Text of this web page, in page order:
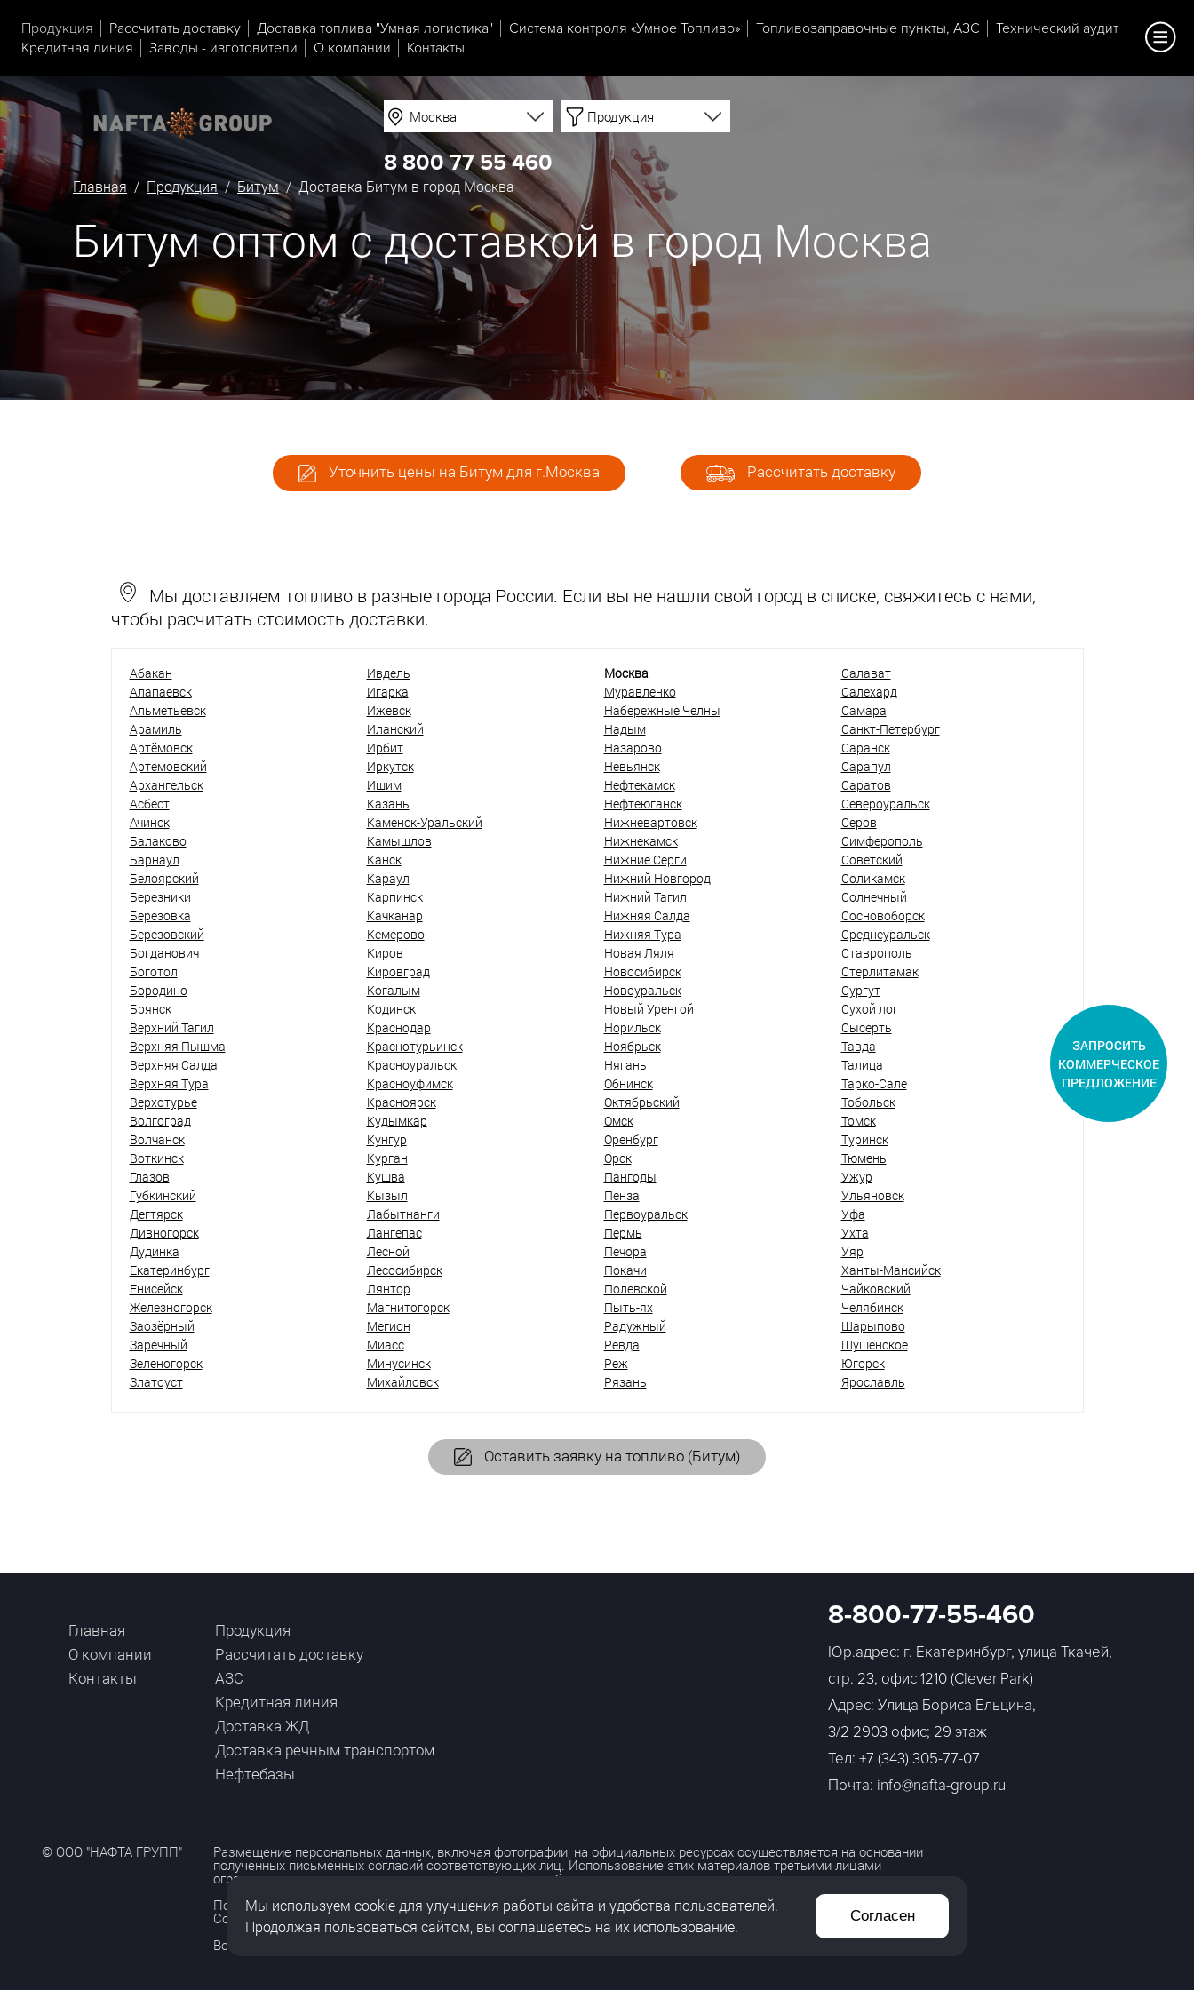
Продукция Рассчитать доставку Доставка топлива "Умная логистика" Система контроля «Умное Топливо» Топливозаправочные пункты, АЗС
Технический аудит
Кредитная линия
Заводы - изготовители О компании Контакты
Москва Продукция
8 800 77 55 460
Главная / Продукция/Битум/ Доставка Битум в город Москва
Битум оптом с доставкой в город Москва
Уточнить цены на Битум для г.Москва Рассчитать доставку
Мы доставляем топливо в разные города России. Если вы не нашли свой город в списке, свяжитесь с нами,
чтобы расчитать стоимость доставки.
Абакан
Алапаевск
Альметьевск
Арамиль
Артёмовск
Артемовский
Архангельск
Асбест
Ачинск
Балаково
Барнаул
Белоярский
Березники
Березовка
Березовский
Богданович
Боготол
Бородино
Брянск
Верхний Тагил
Верхняя Пышма
Верхняя Салда
Верхняя Тура
Верхотурье
Волгоград
Волчанск
Воткинск
Глазов
Губкинский
Дегтярск
Дивногорск
Дудинка
Екатеринбург
Енисейск
Железногорск
Заозёрный
Заречный
Зеленогорск
Златоуст
Ивдель
Игарка
Ижевск
Иланский
Ирбит
Иркутск
Ишим
Казань
Каменск-Уральский
Камышлов
Канск
Караул
Карпинск
Качканар
Кемерово
Киров
Кировград
Когалым
Кодинск
Краснодар
Краснотурьинск
Красноуральск
Красноуфимск
Красноярск
Кудымкар
Кунгур
Курган
Кушва
Кызыл
Лабытнанги
Лангепас
Лесной
Лесосибирск
Лянтор
Магнитогорск
Мегион
Миасс
Минусинск
Михайловск
Москва
Муравленко
Набережные Челны
Надым
Назарово
Невьянск
Нефтекамск
Нефтеюганск
Нижневартовск
Нижнекамск
Нижние Серги
Нижний Новгород
Нижний Тагил
Нижняя Салда
Нижняя Тура
Новая Ляля
Новосибирск
Новоуральск
Новый Уренгой
Норильск
Ноябрьск
Нягань
Обнинск
Октябрьский
Омск
Оренбург
Орск
Пангоды
Пенза
Первоуральск
Пермь
Печора
Покачи
Полевской
Пыть-ях
Радужный
Ревда
Реж
Рязань
Салават
Салехард
Самара
Санкт-Петербург
Саранск
Сарапул
Саратов
Североуральск
Серов
Симферополь
Советский
Соликамск
Солнечный
Сосновоборск
Среднеуральск
Ставрополь
Стерлитамак
Сургут
Сухой лог
Сысерть
Тавда
Талица
Тарко-Сале
Тобольск
Томск
Туринск
Тюмень
Ужур
Ульяновск
Уфа
Ухта
Уяр
Ханты-Мансийск
Чайковский
Челябинск
Шарыпово
Шушенское
Югорск
Ярославль
Оставить заявку на топливо (Битум)
Главная
О компании
Контакты
Продукция
Рассчитать доставку
АЗС
Кредитная линия
Доставка ЖД
Доставка речным транспортом
Нефтебазы
8-800-77-55-460
Юр.адрес: г. Екатеринбург, улица Ткачей,
стр. 23, офис 1210 (Clever Park)
Адрес: Улица Бориса Ельцина,
3/2 2903 офис; 29 этаж
Тел: +7 (343) 305-77-07
Почта: info@nafta-group.ru
© ООО "НАФТА ГРУПП" Размещение персональных данных, включая фотографии, на официальных ресурсах осуществляется на основании
полученных письменных согласий соответствующих лиц. Использование этих материалов третьими лицами
ограничено и допускается только с разрешения правообладателя.
Политика обработки персональных данных
Согласие на обработку персональных данных
Все права защищены
ЗАПРОСИТЬ
КОММЕРЧЕСКОЕ
ПРЕДЛОЖЕНИЕ
Мы используем cookie для улучшения работы сайта и удобства пользователей.
Продолжая пользоваться сайтом, вы соглашаетесь на их использование.
Согласен